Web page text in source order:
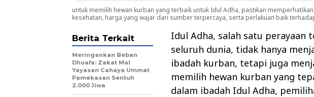
untuk memilih hewan kurban yang terbaik untuk Idul Adha, pastikan
kesehatan, harga yang wajar dari sumber terpercaya, serta perlakuan baik
Idul Adha, salah satu perayaan
seluruh dunia, tidak hanya
ibadah kurban, tetapi juga
memilih hewan kurban yang
dalam ibadah Idul Adha,
Berita Terkait
Meringankan Beban
Dhuafa: Zakat Mal
Yayasan Cahaya Ummat
Pamekasan Sentuh
2.000 Jiwa